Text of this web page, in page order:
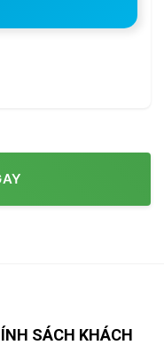
SÁCH KHÁCH